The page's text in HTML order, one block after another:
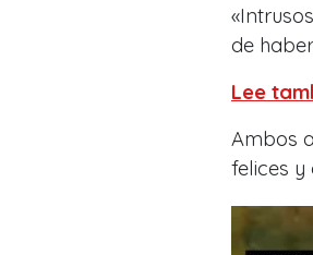
de
Lee
Ambos
felices y